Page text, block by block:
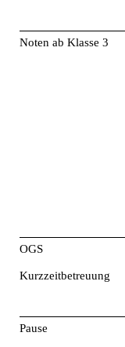
Noten ab Klasse 3
OGS
Kurzzeitbetreuung
Pause